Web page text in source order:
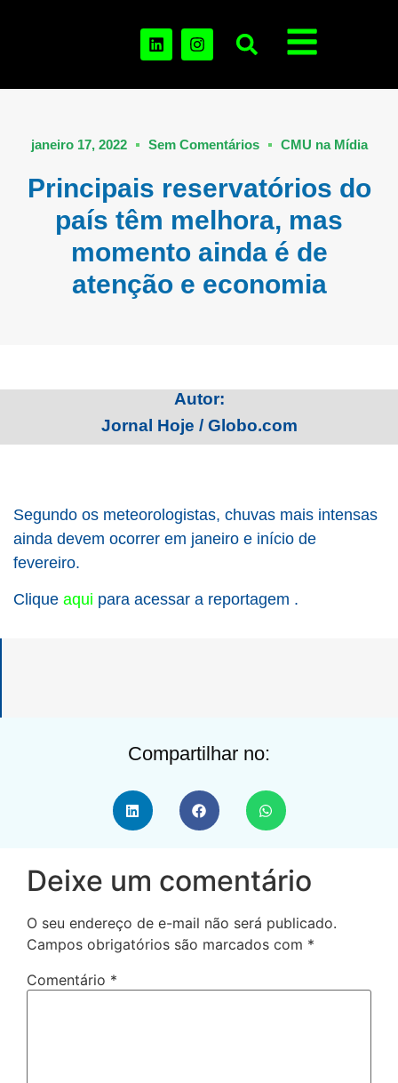
janeiro 17, 2022 Sem Comentários CMU na Mídia
Principais reservatórios do
país têm melhora, mas
momento ainda é de
atenção e economia
Autor:
Jornal Hoje / Globo.com
Segundo os meteorologistas, chuvas mais intensas
ainda devem ocorrer em janeiro e início de
fevereiro.
Clique aqui para acessar a reportagem .
Compartilhar no:
Deixe um comentário
O seu endereço de e-mail não será publicado.
Campos obrigatórios são marcados com *
Comentário *